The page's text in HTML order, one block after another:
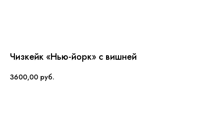
Чизкейк «Нью-йорк» с вишней
3600,00 руб.